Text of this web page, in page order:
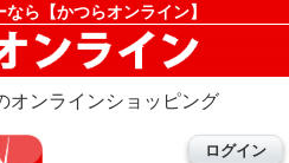
ら【かつらオンライン】
オンラインショッピング
ログイン